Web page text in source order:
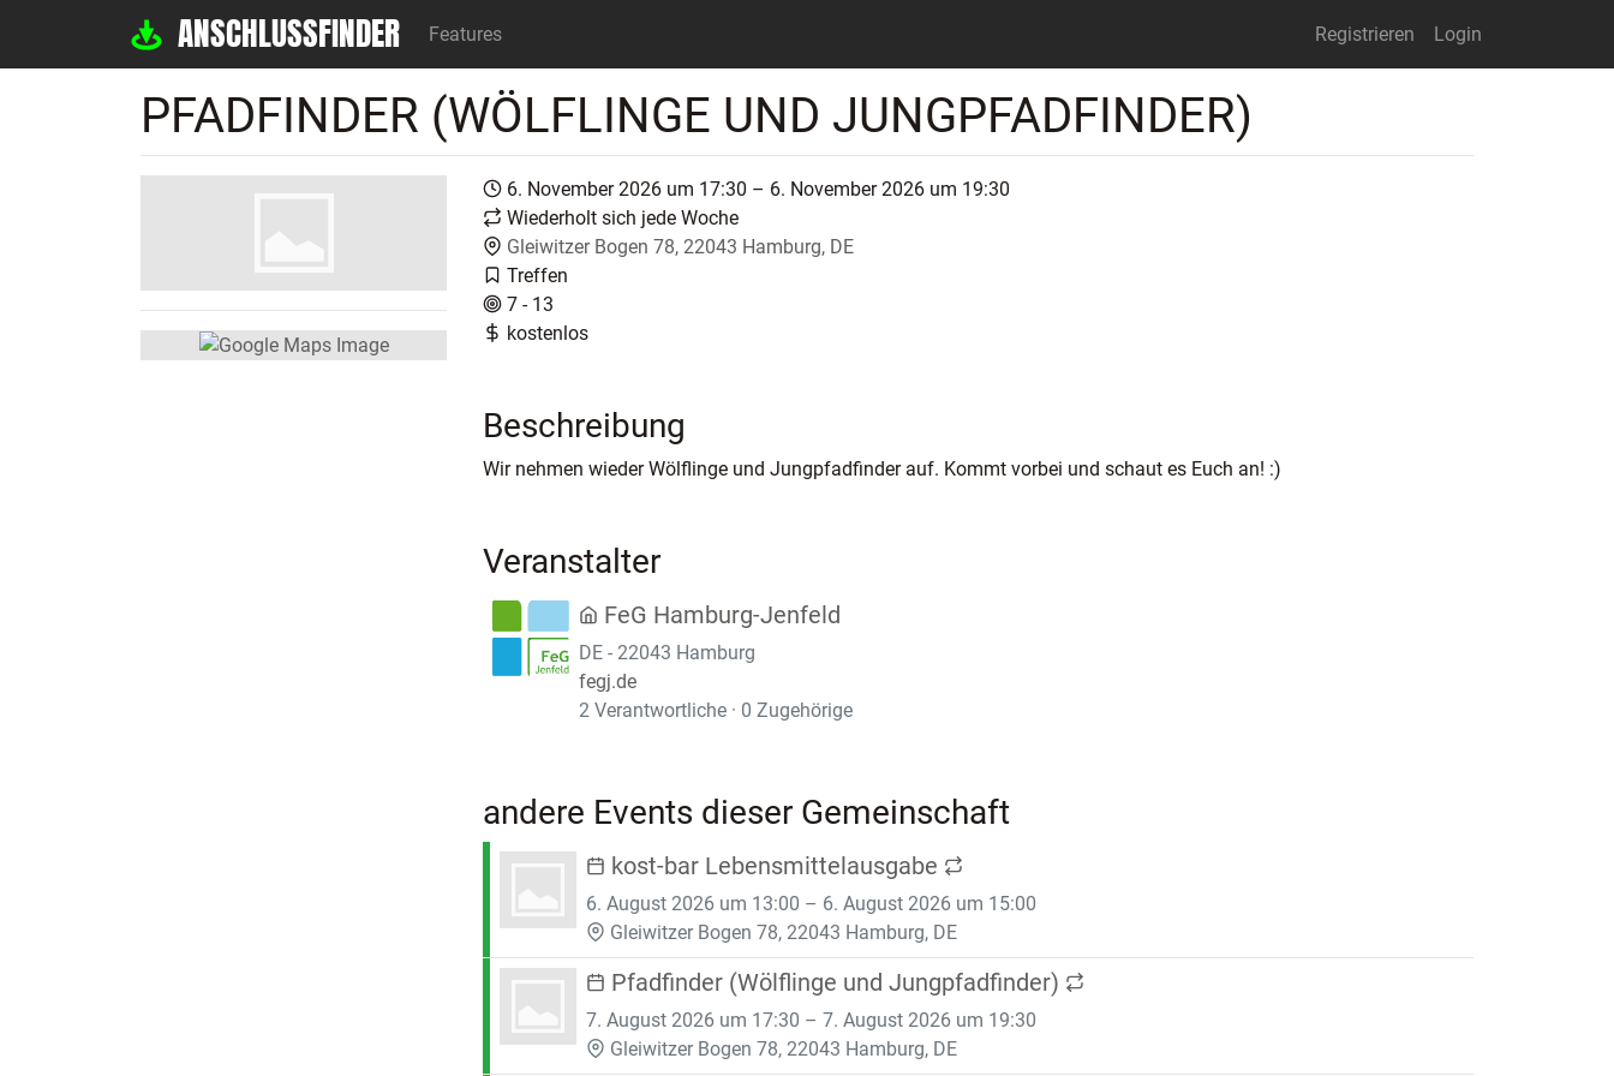
ANSCHLUSSFINDER Features Registrieren Login
PFADFINDER (WÖLFLINGE UND JUNGPFADFINDER)
6. November 2026 um 17:30 – 6. November 2026 um 19:30
Wiederholt sich jede Woche
Gleiwitzer Bogen 78, 22043 Hamburg, DE
Treffen
7 - 13
kostenlos
Beschreibung
Wir nehmen wieder Wölflinge und Jungpfadfinder auf. Kommt vorbei und schaut es Euch an! :)
Veranstalter
FeG Hamburg-Jenfeld
DE - 22043 Hamburg
fegj.de
2 Verantwortliche · 0 Zugehörige
andere Events dieser Gemeinschaft
kost-bar Lebensmittelausgabe
6. August 2026 um 13:00 – 6. August 2026 um 15:00
Gleiwitzer Bogen 78, 22043 Hamburg, DE
Pfadfinder (Wölflinge und Jungpfadfinder)
7. August 2026 um 17:30 – 7. August 2026 um 19:30
Gleiwitzer Bogen 78, 22043 Hamburg, DE